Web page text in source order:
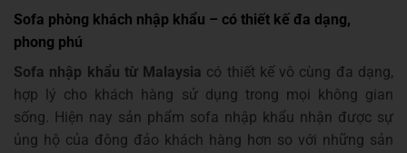
Sofa phòng khách nhập khẩu – có thiết kế đa dạng,
phong phú
Sofa nhập khẩu từ Malaysia có thiết kế vô cùng đa dạng,
hợp lý cho khách hàng sử dụng trong mọi không gian
sống. Hiện nay sản phẩm sofa nhập khẩu nhận được sự
ủng hộ của đông đảo khách hàng hơn so với những sản